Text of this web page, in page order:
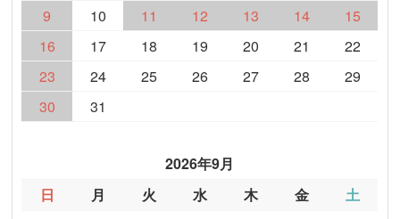
9
10 11 12 13 14
15
16
17 18 19 20 21
22
23
24 25 26 27 28
29
30
31
2026年9月
日
月 火 水 木 金
土